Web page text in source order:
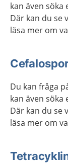
kan även
Där kan du se
läsa mer om
Du kan fråga
kan även
Där kan du se
läsa mer om